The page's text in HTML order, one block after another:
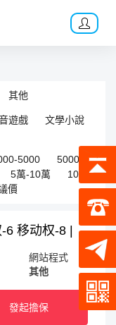
其他
遊戲
文學小說
5000
5000-
5萬-10萬
10
價
移动权-8 |
網站程式
其他
發起擔保